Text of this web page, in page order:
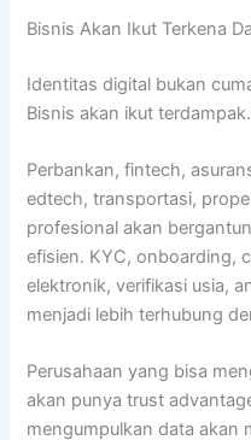
Bisnis Akan Ikut Terkena
Identitas digital bukan
Bisnis akan ikut terdampak.
Perbankan, fintech,
edtech, transportasi,
profesional akan
efisien. KYC, onboarding,
elektronik, verifikasi usia,
menjadi lebih terhubung
Perusahaan yang bisa
akan punya trust
mengumpulkan data akan